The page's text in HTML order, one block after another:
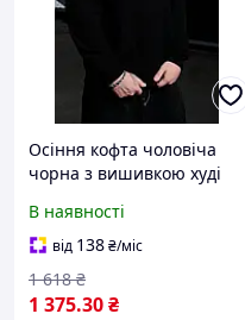
Осіння кофта чоловіча
чорна з вишивкою худі
капюшоном кенгуру
KRT0766
В наявності
від 138₴/міс
1 375.30₴
1 618 ₴